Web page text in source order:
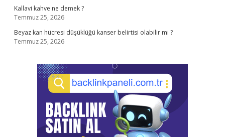
Kallavi kahve ne demek ?
Temmuz 25, 2026
Beyaz kan hücresi düşüklüğü kanser belirtisi olabilir mi ?
Temmuz 25, 2026